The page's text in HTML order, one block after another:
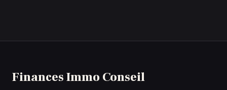
Finances Immo Conseil